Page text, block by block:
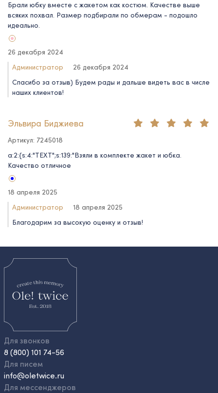
Брали юбку вместе с жакетом как костюм. Качестве выше
всяких похвал. Размер подбирали по обмерам - подошло
идеально.
26 декабря 2024
Администратор
26 декабря 2024
Спасибо за отзыв) Будем рады и дальше видеть вас в числе
наших клиентов!
Эльвира Биджиева
Артикул: 7245018
a:2:{s:4:"TEXT";s:139:"Взяли в комплекте жакет и юбка.
Качество отличное
18 апреля 2025
Администратор
18 апреля 2025
Благодарим за высокую оценку и отзыв!
Для звонков
8 (800) 101 74-56
Для писем
info@oletwice.ru
Для мессенджеров